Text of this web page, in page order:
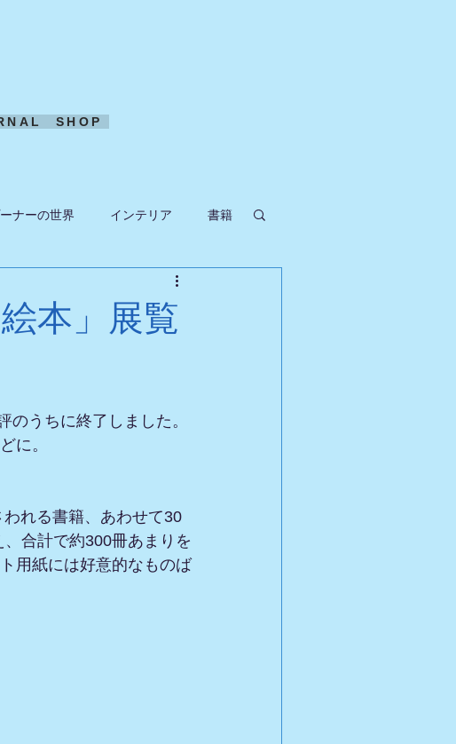
SHOP
ナーの世界 インテリア 書籍
本」展覧
うちに終了しました。
に。
れる書籍、あわせて30
合計で約300冊あまりを
用紙には好意的なものば